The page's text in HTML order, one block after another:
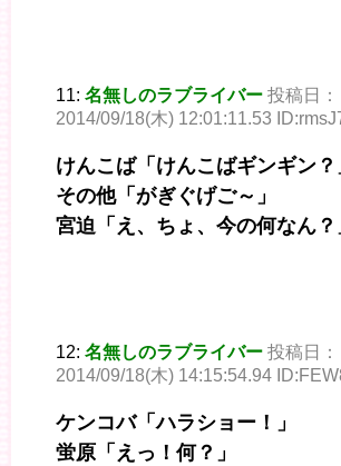
11: 名無しのラブライバー 投稿日：
2014/09/18(木) 12:01:11.53
けんこば「けんこばギンギン？
その他「がぎぐげご～」
宮迫「え、ちょ、今の何なん？
12: 名無しのラブライバー 投稿日：
2014/09/18(木) 14:15:54.94
ケンコバ「ハラショー！」
蛍原「えっ！何？」